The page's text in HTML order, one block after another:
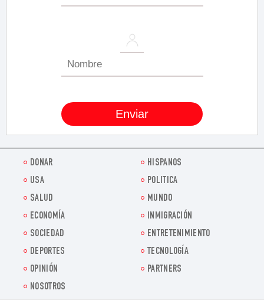
DONAR
HISPANOS
USA
POLITICA
SALUD
MUNDO
ECONOMÍA
INMIGRACIÓN
SOCIEDAD
ENTRETENIMIENTO
DEPORTES
TECNOLOGÍA
OPINIÓN
PARTNERS
NOSOTROS